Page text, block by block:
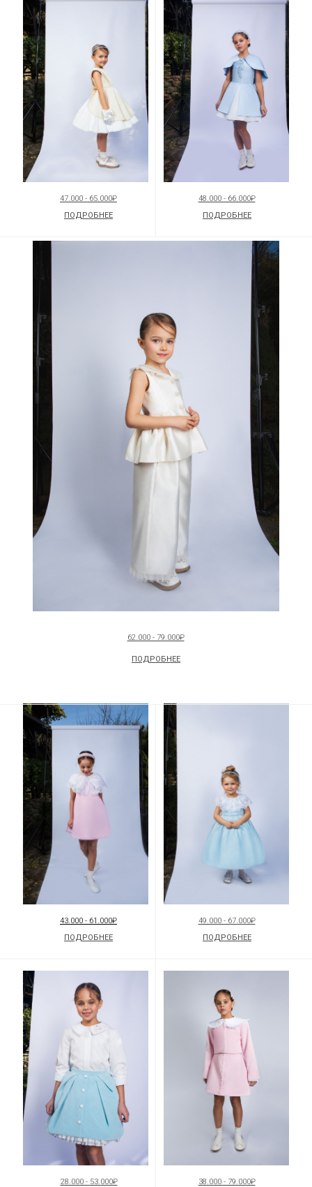
ПОДРОБНЕЕ
48.000 - 66.000₽
47.000 - 65.000₽
ПОДРОБНЕЕ
62.000 - 79.000₽
ПОДРОБНЕЕ
49.000 - 67.000₽
ПОДРОБНЕЕ
43.000 - 61.000₽
ПОДРОБНЕЕ
28.000 - 53.000₽
38.000 - 79.000₽